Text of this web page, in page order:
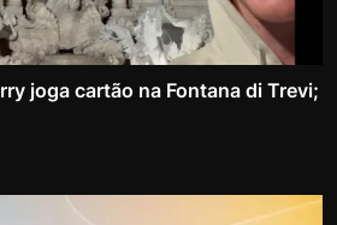
joga cartão na Fontana di Trevi;